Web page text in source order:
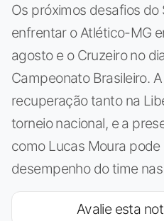
Os próximos desafios do
enfrentar o Atlético-MG
agosto e o Cruzeiro no
Campeonato Brasileiro.
recuperação tanto na
torneio nacional, e a
como Lucas Moura
desempenho do time
Avalie esta